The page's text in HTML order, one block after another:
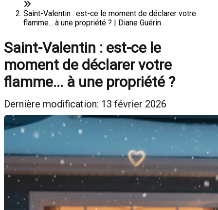
Saint-Valentin : est-ce le moment de déclarer votre
flamme... à une propriété ? | Diane Guérin
Saint-Valentin : est-ce le
moment de déclarer votre
flamme... à une propriété ?
Dernière modification: 13 février 2026